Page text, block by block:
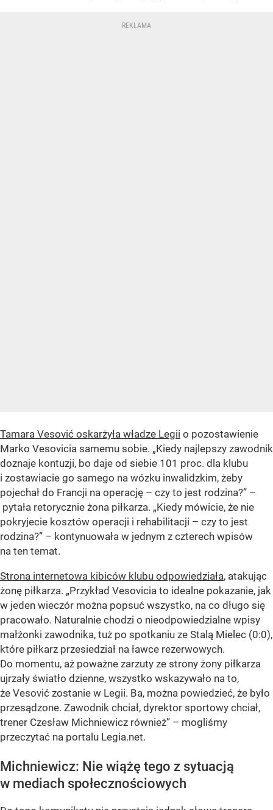
Tamara Vesović oskarżyła władze Legii o pozostawienie
Marko Vesovicia samemu sobie. „Kiedy najlepszy zawodnik
doznaje kontuzji, bo daje od siebie 101 proc. dla klubu
i zostawiacie go samego na wózku inwalidzkim, żeby
pojechał do Francji na operację – czy to jest rodzina?” –
pytała retorycznie żona piłkarza. „Kiedy mówicie, że nie
pokryjecie kosztów operacji i rehabilitacji – czy to jest
rodzina?” – kontynuowała w jednym z czterech wpisów
na ten temat.
Strona internetowa kibiców klubu odpowiedziała, atakując
żonę piłkarza. „Przykład Vesovicia to idealne pokazanie, jak
w jeden wieczór można popsuć wszystko, na co długo się
pracowało. Naturalnie chodzi o nieodpowiedzialne wpisy
małżonki zawodnika, tuż po spotkaniu ze Stalą Mielec (0:0),
które piłkarz przesiedział na ławce rezerwowych.
Do momentu, aż poważne zarzuty ze strony żony piłkarza
ujrzały światło dzienne, wszystko wskazywało na to,
że Vesović zostanie w Legii. Ba, można powiedzieć, że było
przesądzone. Zawodnik chciał, dyrektor sportowy chciał,
trener Czesław Michniewicz również” – mogliśmy
przeczytać na portalu Legia.net.
Michniewicz: Nie wiążę tego z sytuacją
w mediach społecznościowych